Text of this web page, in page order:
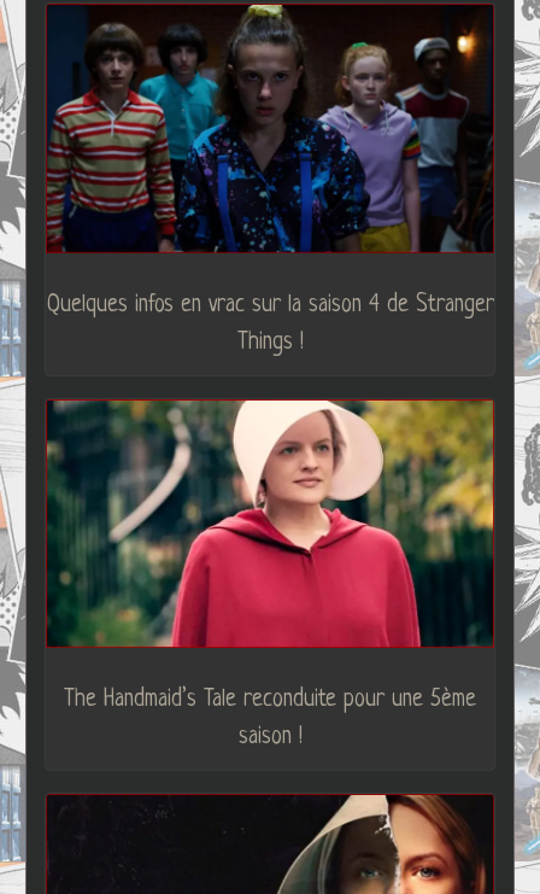
Quelques infos en vrac sur la saison 4 de Stranger
Things !
The Handmaid’s Tale reconduite pour une 5ème
saison !